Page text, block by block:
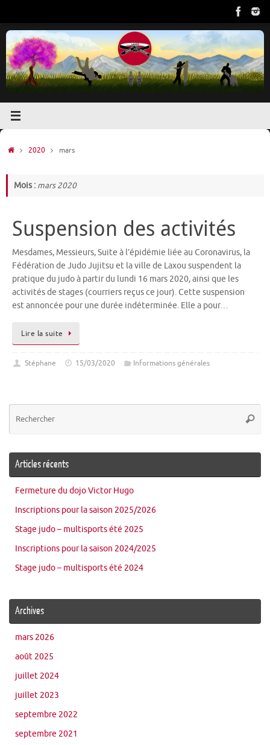
contenu
Accueil
2020 mars
Mois : mars 2020
Suspension des activités
Mesdames, Messieurs, Suite à l’épidémie liée au Coronavirus, la
Fédération de Judo Jujitsu et la ville de Laxou suspendent la
pratique du judo à partir du lundi 16 mars 2020, ainsi que les
activités de stages (courriers reçus ce jour). Cette suspension
est annoncée pour une durée indéterminée. Elle a pour…
Lire la suite
Stéphane 15/03/2020 Informations générales
Articles récents
Fermeture du dojo Victor Hugo
Inscriptions pour la saison 2025/2026
Stage judo – multisports été 2025
Inscriptions pour la saison 2024/2025
Stage judo – multisports été 2024
Archives
mars 2026
août 2025
juillet 2024
juillet 2023
septembre 2022
septembre 2021